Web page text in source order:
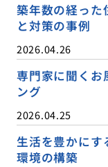
築年数の経った
と対策の事例
2026.04.26
専門家に聞くお
ング
2026.04.25
生活を豊かに
環境の構築